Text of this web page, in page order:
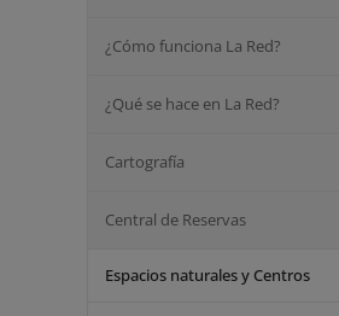
¿Cómo funciona La Red?
¿Qué se hace en La Red?
Cartografía
Central de Reservas
Espacios naturales y Centros